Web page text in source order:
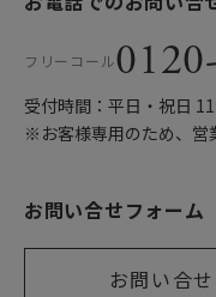
フリーコール
受付時間：平日・祝日
※お客様専用のため、営
お問い合せフォーム
お問い合